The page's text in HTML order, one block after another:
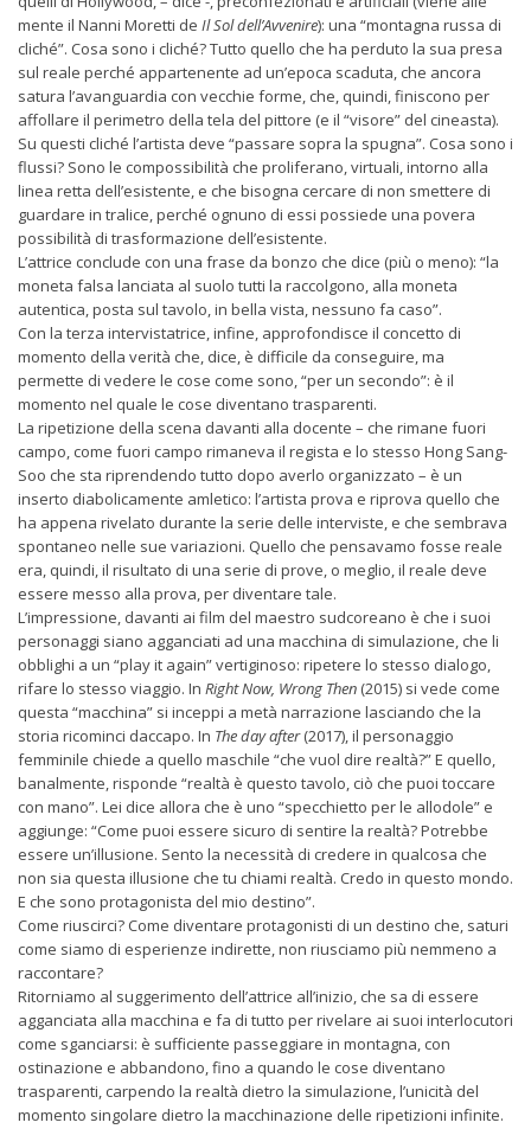
mente il Nanni Moretti de Il Sol dell’Avvenire): una “montagna russa di
cliché”. Cosa sono i cliché? Tutto quello che ha perduto la sua presa
sul reale perché appartenente ad un’epoca scaduta, che ancora
satura l’avanguardia con vecchie forme, che, quindi, finiscono per
affollare il perimetro della tela del pittore (e il “visore” del cineasta).
Su questi cliché l’artista deve “passare sopra la spugna”. Cosa sono i
flussi? Sono le compossibilità che proliferano, virtuali, intorno alla
linea retta dell’esistente, e che bisogna cercare di non smettere di
guardare in tralice, perché ognuno di essi possiede una povera
possibilità di trasformazione dell’esistente.
L’attrice conclude con una frase da bonzo che dice (più o meno): “la
moneta falsa lanciata al suolo tutti la raccolgono, alla moneta
autentica, posta sul tavolo, in bella vista, nessuno fa caso”.
Con la terza intervistatrice, infine, approfondisce il concetto di
momento della verità che, dice, è difficile da conseguire, ma
permette di vedere le cose come sono, “per un secondo”: è il
momento nel quale le cose diventano trasparenti.
La ripetizione della scena davanti alla docente – che rimane fuori
campo, come fuori campo rimaneva il regista e lo stesso Hong Sang-
Soo che sta riprendendo tutto dopo averlo organizzato – è un
inserto diabolicamente amletico: l’artista prova e riprova quello che
ha appena rivelato durante la serie delle interviste, e che sembrava
spontaneo nelle sue variazioni. Quello che pensavamo fosse reale
era, quindi, il risultato di una serie di prove, o meglio, il reale deve
essere messo alla prova, per diventare tale.
L’impressione, davanti ai film del maestro sudcoreano è che i suoi
personaggi siano agganciati ad una macchina di simulazione, che li
obblighi a un “play it again” vertiginoso: ripetere lo stesso dialogo,
rifare lo stesso viaggio. In Right Now, Wrong Then (2015) si vede come
questa “macchina” si inceppi a metà narrazione lasciando che la
storia ricominci daccapo. In The day after(2017), il personaggio
femminile chiede a quello maschile “che vuol dire realtà?” E quello,
banalmente, risponde “realtà è questo tavolo, ciò che puoi toccare
con mano”. Lei dice allora che è uno “specchietto per le allodole” e
aggiunge: “Come puoi essere sicuro di sentire la realtà? Potrebbe
essere un’illusione. Sento la necessità di credere in qualcosa che
non sia questa illusione che tu chiami realtà. Credo in questo mondo.
E che sono protagonista del mio destino”.
Come riuscirci? Come diventare protagonisti di un destino che, saturi
come siamo di esperienze indirette, non riusciamo più nemmeno a
raccontare?
Ritorniamo al suggerimento dell’attrice all’inizio, che sa di essere
agganciata alla macchina e fa di tutto per rivelare ai suoi interlocutori
come sganciarsi: è sufficiente passeggiare in montagna, con
ostinazione e abbandono, fino a quando le cose diventano
trasparenti, carpendo la realtà dietro la simulazione, l’unicità del
momento singolare dietro la macchinazione delle ripetizioni infinite.